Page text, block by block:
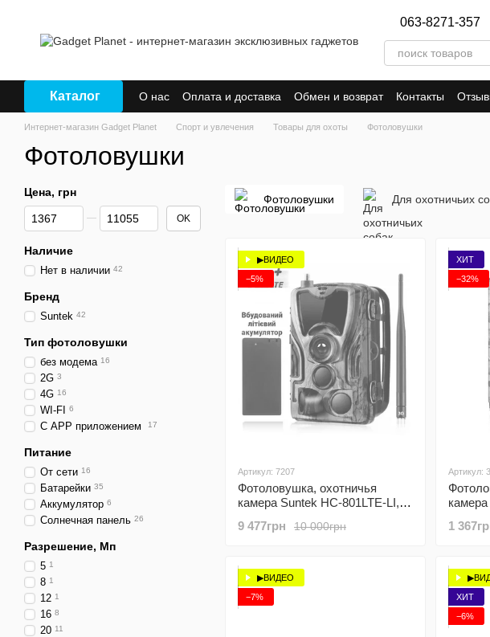
063-8271-357
Каталог О нас Оплата и доставка Обмен и возврат Контакты
Интернет-магазин Gadget Planet Спорт и увлечения Товары для охоты Фотоловушки
Фотоловушки
Фотоловушки Для охотничьих
▶ВИДЕО
−5%
Артикул: 7207
Фотоловушка, охотничья
камера Suntek HC-801LTE-LI,
аккумулятором, 4G, SMS,
10 000грн
9 477грн
ХИТ
−32%
Артикул:
1
▶ВИДЕО
−7%
ХИТ
−6%
Цена, грн
От Цена, грн
До Цена, грн OK
Наличие
Нет в наличии 42
Бренд
Suntek 42
Тип фотоловушки
без модема 16
2G 3
4G 16
WI-FI 6
С APP приложением 17
Питание
От сети 16
Батарейки 35
Аккумулятор 6
Солнечная панель 26
Разрешение, Мп
5 1
8 1
12 1
16 8
20 11